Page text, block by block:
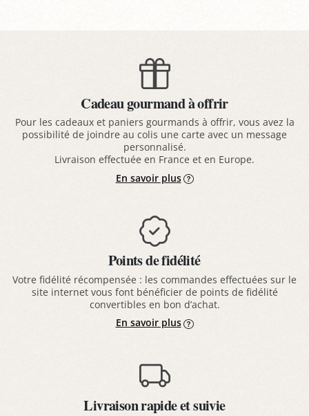
Cadeau gourmand à offrir
Pour les cadeaux et paniers gourmands à offrir, vous avez la
possibilité de joindre au colis une carte avec un message
personnalisé.
Livraison effectuée en France et en Europe.
En savoir plus
Points de fidélité
Votre fidélité récompensée : les commandes effectuées sur le
site internet vous font bénéficier de points de fidélité
convertibles en bon d’achat.
En savoir plus
Livraison rapide et suivie